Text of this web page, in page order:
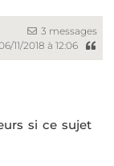
3 messages
11/2018 à 12:06
si ce sujet